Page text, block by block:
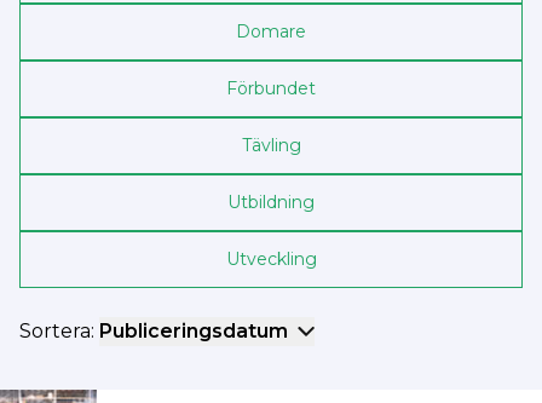
Domare
Förbundet
Tävling
Utbildning
Utveckling
Sortera: Publiceringsdatum